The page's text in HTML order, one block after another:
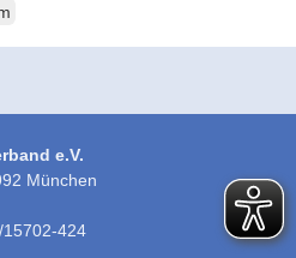
e.V.
München
15702-424